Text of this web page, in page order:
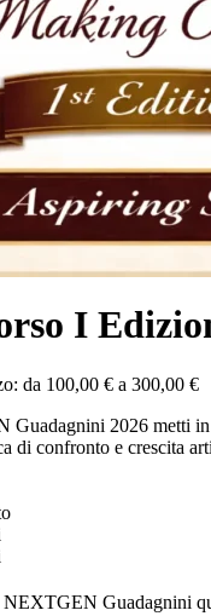
I
da 100,00 € a 300,00 €
2026 metti in
di confronto e crescita
Guadagnini